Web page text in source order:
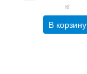
кг
В корзину